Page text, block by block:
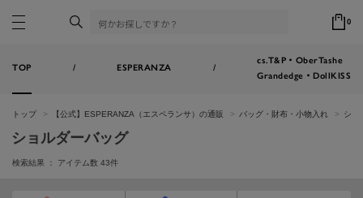
0
TOP / ESPERANZA /
cs.T&P・OberTashe
Grandedge・DollKISS
トップ 【公式】ESPERANZA（エスペランサ）の通販 バッグ・財布・小物入れ ショ
ショルダーバッグ
検索結果 ： アイテム数 43件